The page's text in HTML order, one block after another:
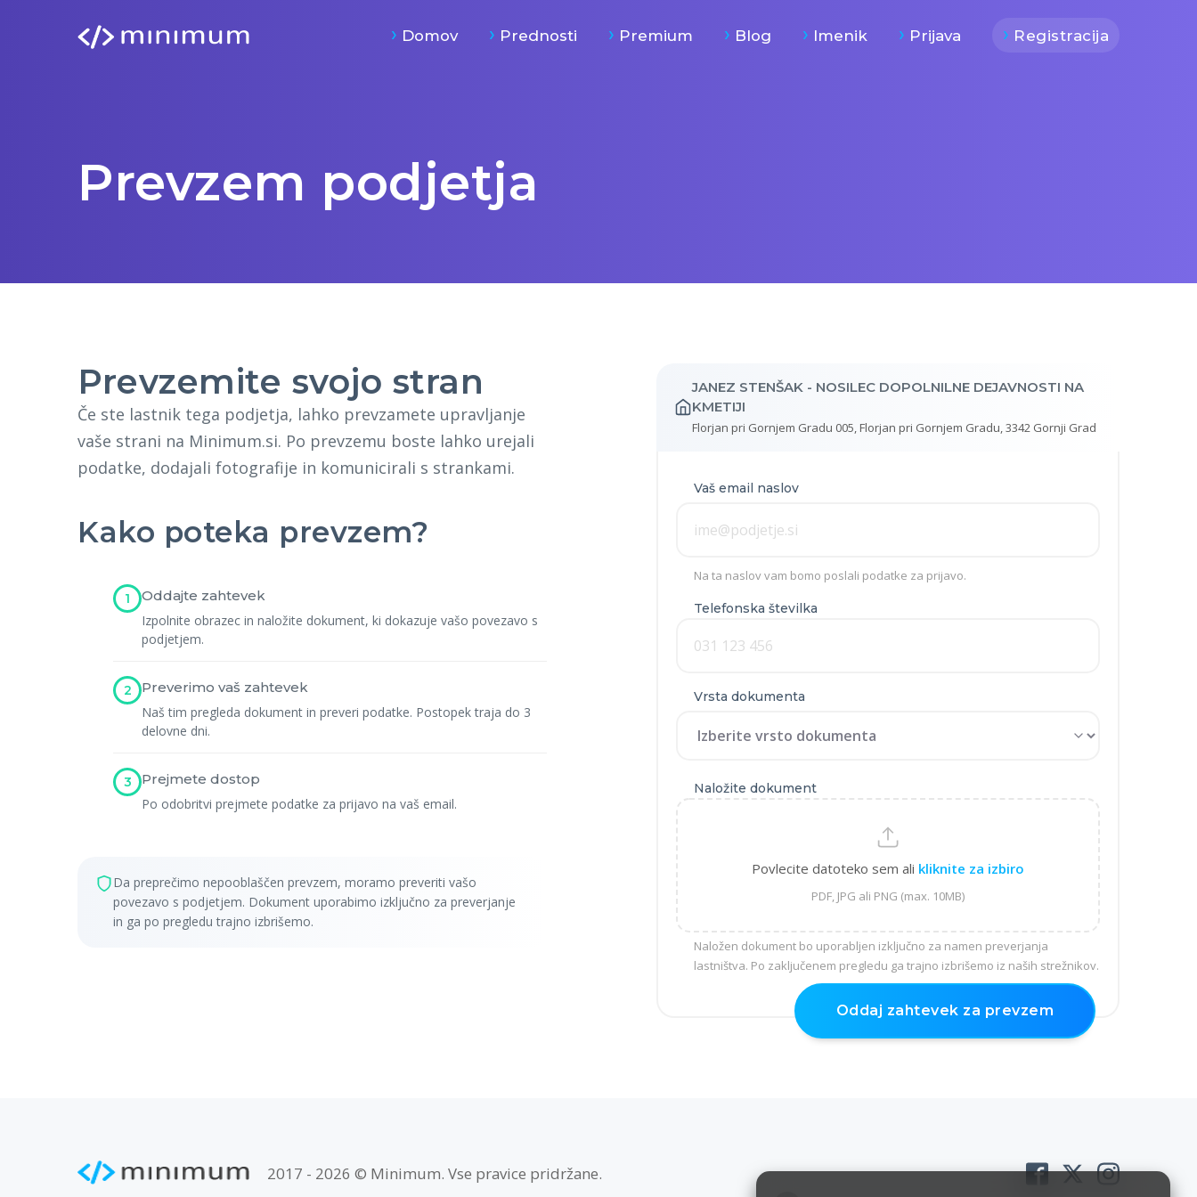
Domov Prednosti Premium Blog Imenik Prijava Registracija
Prevzem podjetja
Prevzemite svojo stran
Če ste lastnik tega podjetja, lahko prevzamete upravljanje
vaše strani na Minimum.si. Po prevzemu boste lahko urejali
podatke, dodajali fotografije in komunicirali s strankami.
Kako poteka prevzem?
1
Oddajte zahtevek
Izpolnite obrazec in naložite dokument, ki dokazuje vašo povezavo s
podjetjem.
2
Preverimo vaš zahtevek
Naš tim pregleda dokument in preveri podatke. Postopek traja do 3
delovne dni.
3
Prejmete dostop
Po odobritvi prejmete podatke za prijavo na vaš email.
Da preprečimo nepooblaščen prevzem, moramo preveriti vašo
povezavo s podjetjem. Dokument uporabimo izključno za preverjanje
in ga po pregledu trajno izbrišemo.
JANEZ STENŠAK - NOSILEC DOPOLNILNE DEJAVNOSTI NA
KMETIJI
Florjan pri Gornjem Gradu 005, Florjan pri Gornjem Gradu, 3342 Gornji Grad
Vaš email naslov
Na ta naslov vam bomo poslali podatke za prijavo.
Telefonska številka
Vrsta dokumenta
Naložite dokument
Povlecite datoteko sem ali kliknite za izbiro
PDF, JPG ali PNG (max. 10MB)
Naložen dokument bo uporabljen izključno za namen preverjanja
lastništva. Po zaključenem pregledu ga trajno izbrišemo iz naših strežnikov.
2017 - 2026 © Minimum. Vse pravice pridržane.